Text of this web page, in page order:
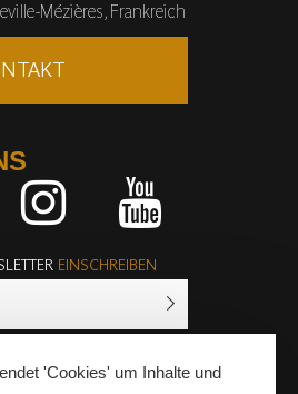
Mézières, Frankreich
EINSCHREIBEN
'Cookies' um Inhalte und